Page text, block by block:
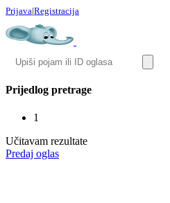
Prijava|Registracija
Prijedlog pretrage
1
Učitavam rezultate
Predaj oglas